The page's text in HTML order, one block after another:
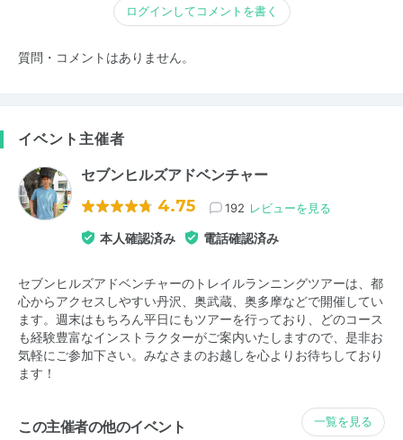
ログインしてコメントを書く
質問・コメントはありません。
イベント主催者
セブンヒルズアドベンチャー
4.75 192 レビューを見る
本人確認済み 電話確認済み
セブンヒルズアドベンチャーのトレイルランニングツアーは、都
心からアクセスしやすい丹沢、奥武蔵、奥多摩などで開催してい
ます。週末はもちろん平日にもツアーを行っており、どのコース
も経験豊富なインストラクターがご案内いたしますので、是非お
気軽にご参加下さい。みなさまのお越しを心よりお待ちしており
ます！
この主催者の他のイベント 一覧を見る